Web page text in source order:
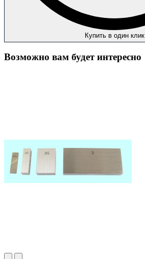
Купить в один клик
Возможно вам будет интересно